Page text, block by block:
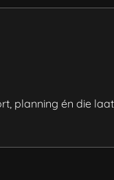
planning én die